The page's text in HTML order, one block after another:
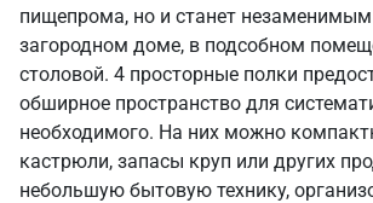
пищепрома, но и станет
загородном доме, в подсобном
столовой. 4 просторные полки
обширное пространство для
необходимого. На них можно
кастрюли, запасы круп или других
небольшую бытовую технику,